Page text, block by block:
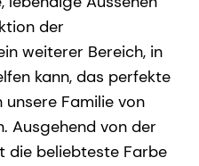
der
weiterer Bereich, in
kann, das perfekte
Familie von
Ausgehend von der
die beliebteste Farbe